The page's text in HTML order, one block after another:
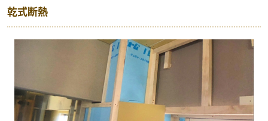
乾式断熱